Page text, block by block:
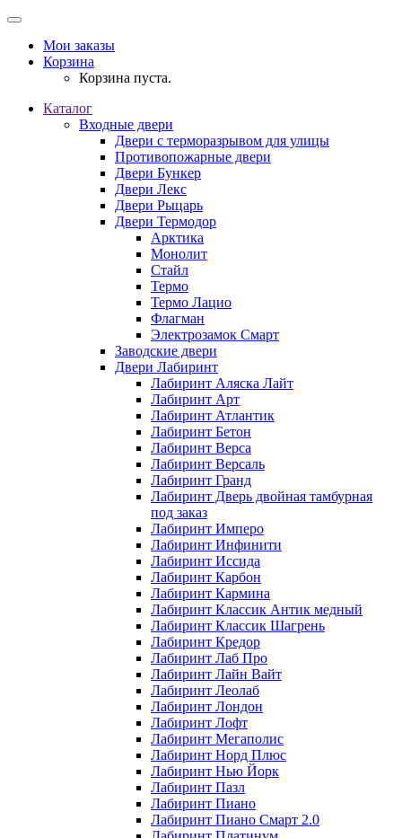
Мои заказы
Корзина
Корзина пуста.
Каталог
Входные двери
Двери с терморазрывом для улицы
Противопожарные двери
Двери Бункер
Двери Лекс
Двери Рыцарь
Двери Термодор
Арктика
Монолит
Стайл
Термо
Термо Лацио
Флагман
Электрозамок Смарт
Заводские двери
Двери Лабиринт
Лабиринт Аляска Лайт
Лабиринт Арт
Лабиринт Атлантик
Лабиринт Бетон
Лабиринт Верса
Лабиринт Версаль
Лабиринт Гранд
Лабиринт Дверь двойная тамбурная
под заказ
Лабиринт Имперо
Лабиринт Инфинити
Лабиринт Иссида
Лабиринт Карбон
Лабиринт Кармина
Лабиринт Классик Антик медный
Лабиринт Классик Шагрень
Лабиринт Кредор
Лабиринт Лаб Про
Лабиринт Лайн Вайт
Лабиринт Леолаб
Лабиринт Лондон
Лабиринт Лофт
Лабиринт Мегаполис
Лабиринт Норд Плюс
Лабиринт Нью Йорк
Лабиринт Пазл
Лабиринт Пиано
Лабиринт Пиано Смарт 2.0